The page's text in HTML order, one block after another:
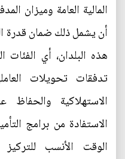
المالية العامة وميزان
أن يشمل ذلك ضمان قدرة
هذه البلدان، أي الفئات
تدفقات تحويلات
الاستهلاكية
الاستفادة من برامج
الوقت الأنسب